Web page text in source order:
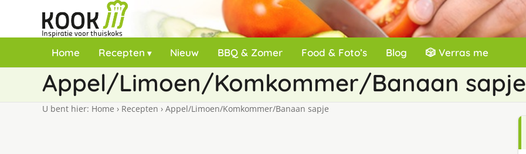
Home Recepten Nieuw BBQ & Zomer Food & Foto’s Blog 🎲 Verras me
Appel/Limoen/Komkommer/Banaan sapje
U bent hier: Home › Recepten › Appel/Limoen/Komkommer/Banaan sapje